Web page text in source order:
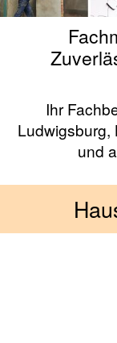
Ihr
Ludwigsburg,
und